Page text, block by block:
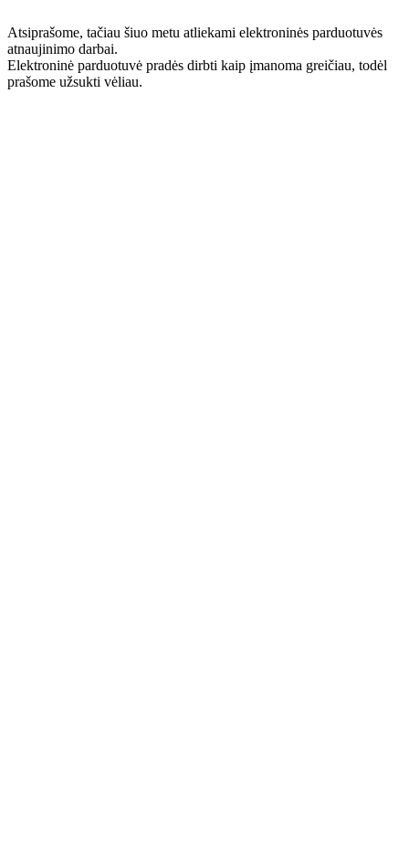
Atsiprašome, tačiau šiuo metu atliekami elektroninės parduotuvės
atnaujinimo darbai.
Elektroninė parduotuvė pradės dirbti kaip įmanoma greičiau, todėl
prašome užsukti vėliau.